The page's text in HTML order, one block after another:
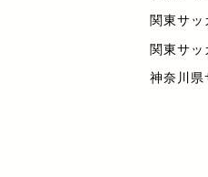
関東サッ
関東サッ
神奈川県